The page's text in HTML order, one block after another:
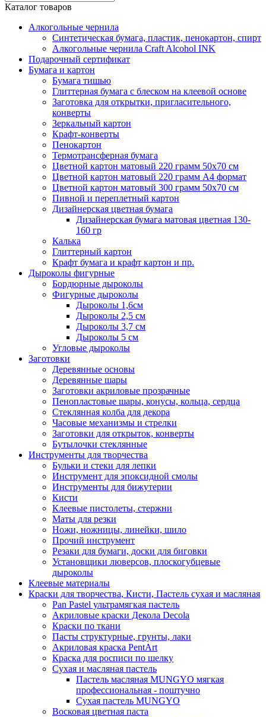
Каталог товаров
Алкогольные чернила
Синтетическая бумага, пластик, пенокартон, спирт
Алкогольные чернила Craft Alcohol INK
Подарочный сертификат
Бумага и картон
Бумага тишью
Глиттерная бумага с блеском на клеевой основе
Заготовка для открытки, пригласительного,
конверты
Зеркальный картон
Крафт-конверты
Пенокартон
Термотрансферная бумага
Цветной картон матовый 220 грамм 50х70 см
Цветной картон матовый 220 грамм A4 формат
Цветной картон матовый 300 грамм 50х70 см
Пивной и переплетный картон
Дизайнерская цветная бумага
Дизайнерская бумага матовая цветная 130-
160 гр
Калька
Глиттерный картон
Крафт бумага и крафт картон и пр.
Дыроколы фигурные
Бордюрные дыроколы
Фигурные дыроколы
Дыроколы 1,6см
Дыроколы 2,5 см
Дыроколы 3,7 см
Дыроколы 5 см
Угловые дыроколы
Заготовки
Деревянные основы
Деревянные шары
Заготовки акриловые прозрачные
Пенопластовые шары, конусы, кольца, сердца
Стеклянная колба для декора
Часовые механизмы и стрелки
Заготовки для открыток, конверты
Бутылочки стеклянные
Инструменты для творчества
Бульки и стеки для лепки
Инструмент для эпоксидной смолы
Инструменты для бижутерии
Кисти
Клеевые пистолеты, стержни
Маты для резки
Ножи, ножницы, линейки, шило
Прочий инструмент
Резаки для бумаги, доски для биговки
Установщики люверсов, плоскогубцевые
дыроколы
Клеевые материалы
Краски для творчества, Кисти, Пастель сухая и масляная
Pan Pastel ультрамягкая пастель
Акриловые краски Декола Decola
Краски по ткани
Пасты структурные, грунты, лаки
Акриловая краска PentArt
Краска для росписи по шелку
Cухая и масляная пастель
Пастель масляная MUNGYO мягкая
профессиональная - поштучно
Сухая пастель MUNGYO
Восковая цветная паста